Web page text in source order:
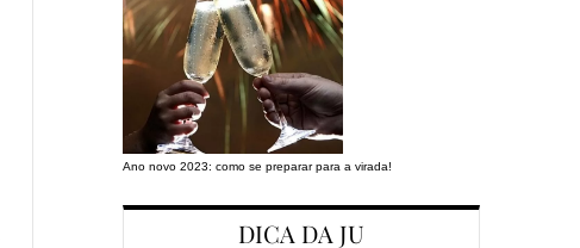
Ano novo 2023: como se preparar para a virada!
DICA DA JU